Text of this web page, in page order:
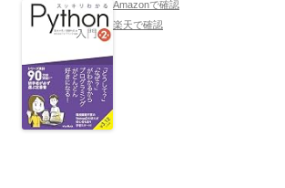
Amazonで確認
楽天で確認